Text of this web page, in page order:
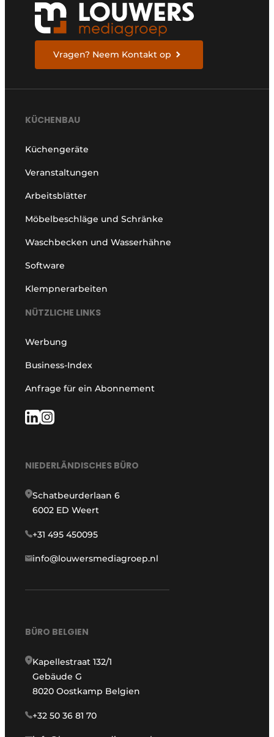
Vragen? Neem Kontakt op
KÜCHENBAU
Küchengeräte
Veranstaltungen
Arbeitsblätter
Möbelbeschläge und Schränke
Waschbecken und Wasserhähne
Software
Klempnerarbeiten
NÜTZLICHE LINKS
Werbung
Business-Index
Anfrage für ein Abonnement
NIEDERLÄNDISCHES BÜRO
Schatbeurderlaan 6
6002 ED Weert
+31 495 450095
info@louwersmediagroep.nl
BÜRO BELGIEN
Kapellestraat 132/1
Gebäude G
8020 Oostkamp Belgien
+32 50 36 81 70